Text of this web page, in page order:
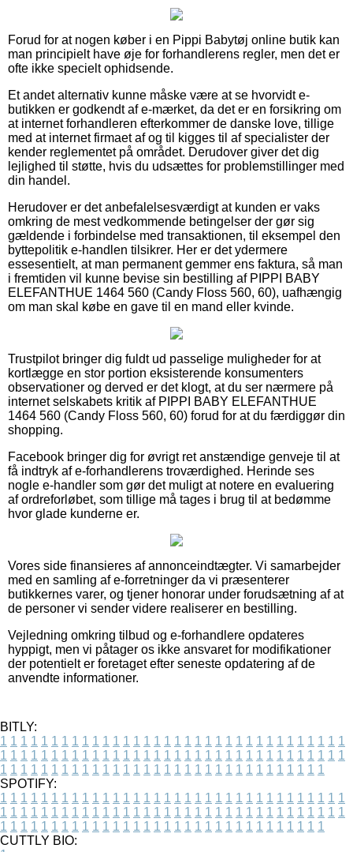
Forud for at nogen køber i en Pippi Babytøj online butik kan
man principielt have øje for forhandlerens regler, men det er
ofte ikke specielt ophidsende.
Et andet alternativ kunne måske være at se hvorvidt e-
butikken er godkendt af e-mærket, da det er en forsikring om
at internet forhandleren efterkommer de danske love, tillige
med at internet firmaet af og til kigges til af specialister der
kender reglementet på området. Derudover giver det dig
lejlighed til støtte, hvis du udsættes for problemstillinger med
din handel.
Herudover er det anbefalelsesværdigt at kunden er vaks
omkring de mest vedkommende betingelser der gør sig
gældende i forbindelse med transaktionen, til eksempel den
byttepolitik e-handlen tilsikrer. Her er det ydermere
essesentielt, at man permanent gemmer ens faktura, så man
i fremtiden vil kunne bevise sin bestilling af PIPPI BABY
ELEFANTHUE 1464 560 (Candy Floss 560, 60), uafhængig
om man skal købe en gave til en mand eller kvinde.
Trustpilot bringer dig fuldt ud passelige muligheder for at
kortlægge en stor portion eksisterende konsumenters
observationer og derved er det klogt, at du ser nærmere på
internet selskabets kritik af PIPPI BABY ELEFANTHUE
1464 560 (Candy Floss 560, 60) forud for at du færdiggør din
shopping.
Facebook bringer dig for øvrigt ret anstændige genveje til at
få indtryk af e-forhandlerens troværdighed. Herinde ses
nogle e-handler som gør det muligt at notere en evaluering
af ordreforløbet, som tillige må tages i brug til at bedømme
hvor glade kunderne er.
Vores side finansieres af annonceindtægter. Vi samarbejder
med en samling af e-forretninger da vi præsenterer
butikkernes varer, og tjener honorar under forudsætning af at
de personer vi sender videre realiserer en bestilling.
Vejledning omkring tilbud og e-forhandlere opdateres
hyppigt, men vi påtager os ikke ansvaret for modifikationer
der potentielt er foretaget efter seneste opdatering af de
anvendte informationer.
BITLY:
1 1 1 1 1 1 1 1 1 1 1 1 1 1 1 1 1 1 1 1 1 1 1 1 1 1 1 1 1 1 1 1 1 1
1 1 1 1 1 1 1 1 1 1 1 1 1 1 1 1 1 1 1 1 1 1 1 1 1 1 1 1 1 1 1 1 1 1
1 1 1 1 1 1 1 1 1 1 1 1 1 1 1 1 1 1 1 1 1 1 1 1 1 1 1 1 1 1 1 1
SPOTIFY:
1 1 1 1 1 1 1 1 1 1 1 1 1 1 1 1 1 1 1 1 1 1 1 1 1 1 1 1 1 1 1 1 1 1
1 1 1 1 1 1 1 1 1 1 1 1 1 1 1 1 1 1 1 1 1 1 1 1 1 1 1 1 1 1 1 1 1 1
1 1 1 1 1 1 1 1 1 1 1 1 1 1 1 1 1 1 1 1 1 1 1 1 1 1 1 1 1 1 1 1
CUTTLY BIO: